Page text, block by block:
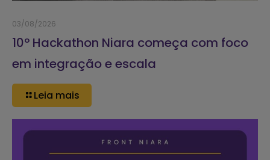
03/08/2026
10º Hackathon Niara começa com foco
em integração e escala
Leia mais